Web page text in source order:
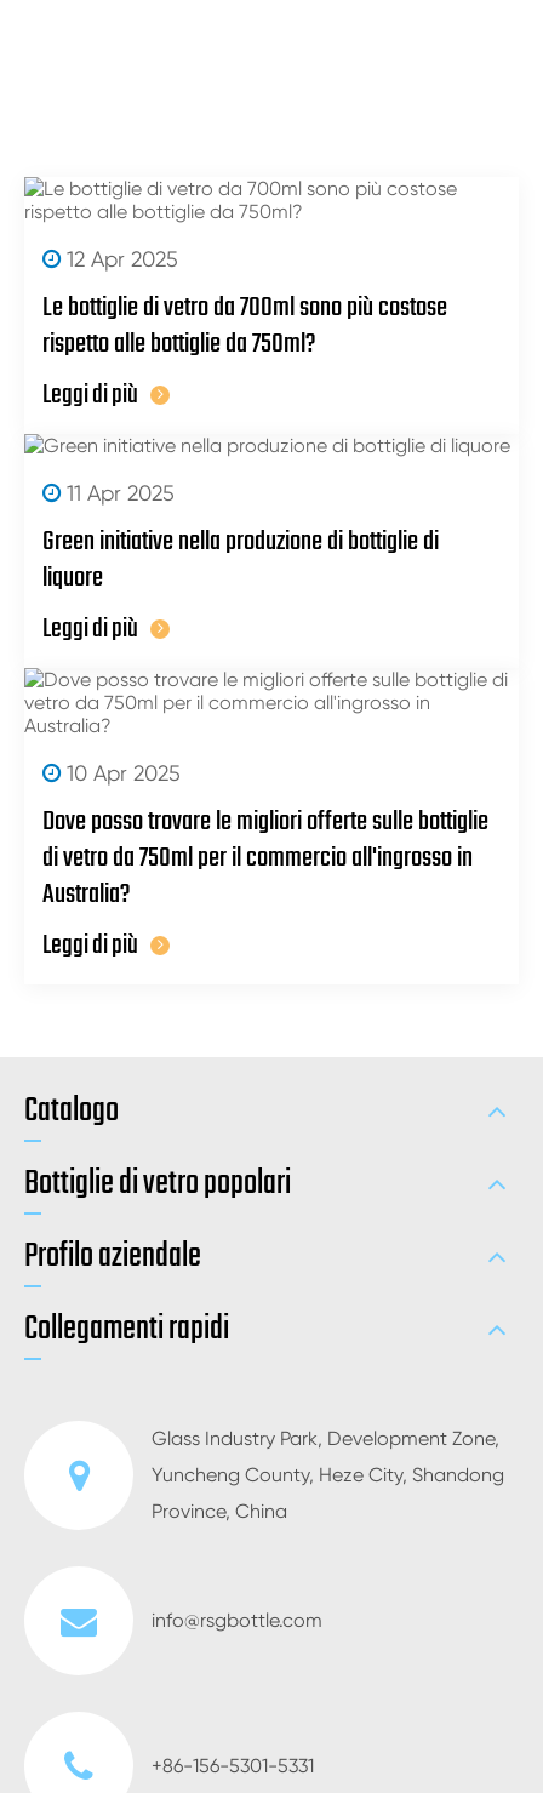
12 Apr 2025
Le bottiglie di vetro da 700ml sono più costose
rispetto alle bottiglie da 750ml?
Leggi di più
11 Apr 2025
Green initiative nella produzione di bottiglie di
liquore
Leggi di più
10 Apr 2025
Dove posso trovare le migliori offerte sulle bottiglie
di vetro da 750ml per il commercio all'ingrosso in
Australia?
Leggi di più
Catalogo
Bottiglie di vetro popolari
Profilo aziendale
Collegamenti rapidi
Glass Industry Park, Development Zone,
Yuncheng County, Heze City, Shandong
Province, China
info@rsgbottle.com
+86-156-5301-5331